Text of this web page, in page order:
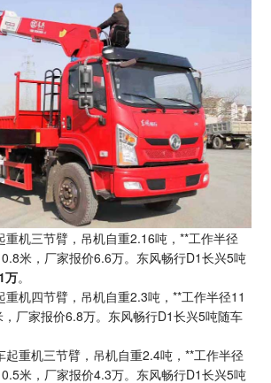
重机三节臂，吊机自重2.16吨，**工作半径
米，厂家报价6.6万。东风畅行D1长兴5吨
万。
重机四节臂，吊机自重2.3吨，**工作半径11
厂家报价6.8万。东风畅行D1长兴5吨随车
起重机三节臂，吊机自重2.4吨，**工作半径
米，厂家报价4.3万。东风畅行D1长兴5吨